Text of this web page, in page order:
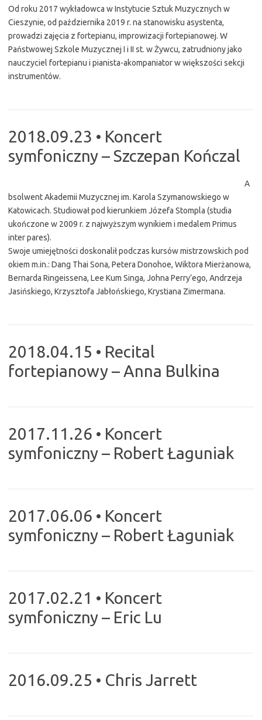
Od roku 2017 wykładowca w Instytucie Sztuk Muzycznych w
Cieszynie, od października 2019 r. na stanowisku asystenta,
prowadzi zajęcia z fortepianu, improwizacji fortepianowej. W
Państwowej Szkole Muzycznej I i II st. w Żywcu, zatrudniony jako
nauczyciel fortepianu i pianista-akompaniator w większości sekcji
instrumentów.
2018.09.23 • Koncert
symfoniczny – Szczepan Kończal
A
bsolwent Akademii Muzycznej im. Karola Szymanowskiego w
Katowicach. Studiował pod kierunkiem Józefa Stompla (studia
ukończone w 2009 r. z najwyższym wynikiem i medalem Primus
inter pares).
Swoje umiejętności doskonalił podczas kursów mistrzowskich pod
okiem m.in.: Dang Thai Sona, Petera Donohoe, Wiktora Mierżanowa,
Bernarda Ringeissena, Lee Kum Singa, Johna Perry’ego, Andrzeja
Jasińskiego, Krzysztofa Jabłońskiego, Krystiana Zimermana.
2018.04.15 • Recital
fortepianowy – Anna Bulkina
2017.11.26 • Koncert
symfoniczny – Robert Łaguniak
2017.06.06 • Koncert
symfoniczny – Robert Łaguniak
2017.02.21 • Koncert
symfoniczny – Eric Lu
2016.09.25 • Chris Jarrett